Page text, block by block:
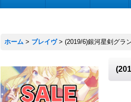
ホーム > ブレイヴ > (2019/6)銀河星剣グラ